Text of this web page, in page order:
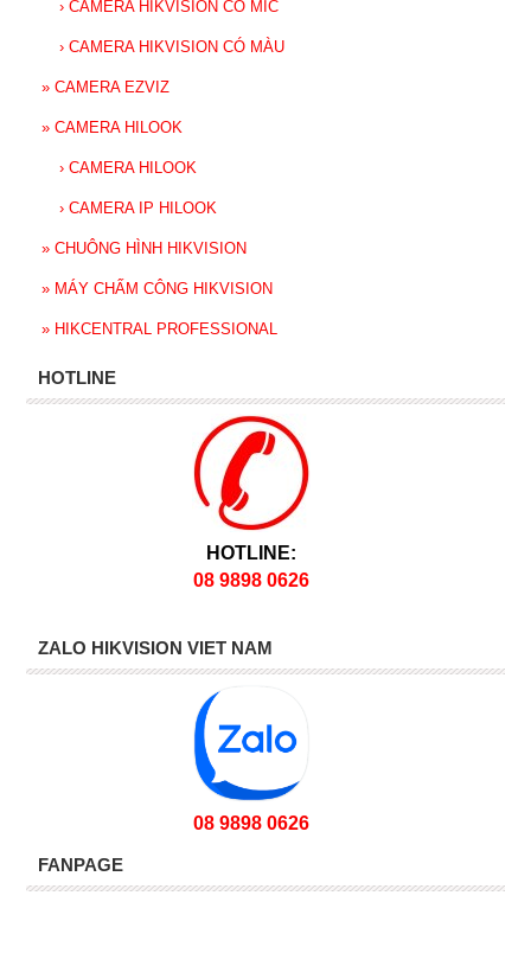
› CAMERA HIKVISION CÓ MIC
› CAMERA HIKVISION CÓ MÀU
» CAMERA EZVIZ
» CAMERA HILOOK
› CAMERA HILOOK
› CAMERA IP HILOOK
» CHUÔNG HÌNH HIKVISION
» MÁY CHẤM CÔNG HIKVISION
» HIKCENTRAL PROFESSIONAL
HOTLINE
HOTLINE:
08 9898 0626
ZALO HIKVISION VIET NAM
08 9898 0626
FANPAGE